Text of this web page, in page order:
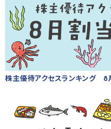
株主優待アクセスランキング 8